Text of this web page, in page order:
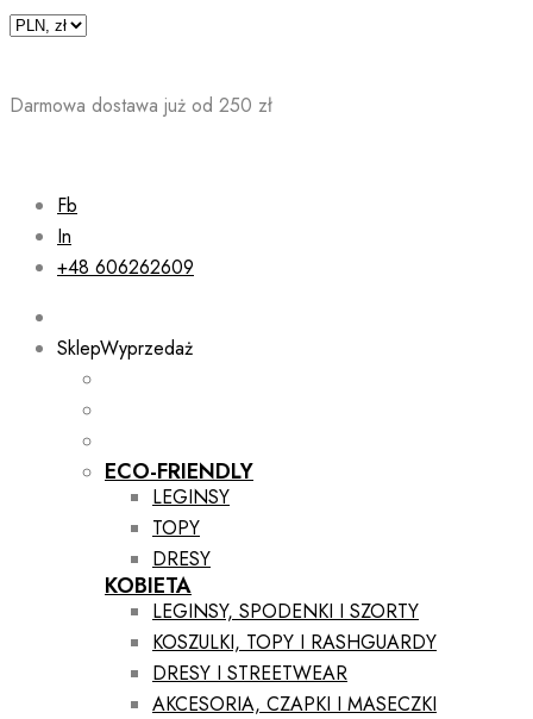
Skip
Darmowa dostawa już od 250 zł
Fb
In
+48 606262609
SklepWyprzedaż
ECO-FRIENDLY
LEGINSY
TOPY
DRESY
KOBIETA
LEGINSY, SPODENKI I SZORTY
KOSZULKI, TOPY I RASHGUARDY
DRESY I STREETWEAR
AKCESORIA, CZAPKI I MASECZKI